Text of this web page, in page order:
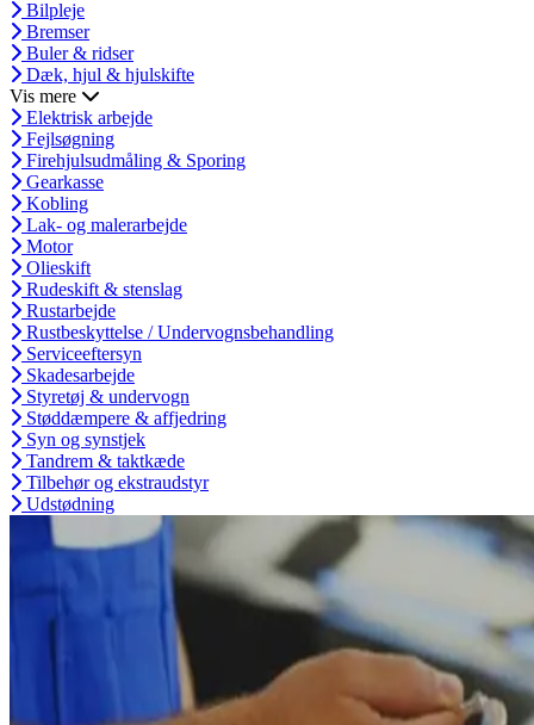
Bilpleje
Bremser
Buler & ridser
Dæk, hjul & hjulskifte
Vis mere
Elektrisk arbejde
Fejlsøgning
Firehjulsudmåling & Sporing
Gearkasse
Kobling
Lak- og malerarbejde
Motor
Olieskift
Rudeskift & stenslag
Rustarbejde
Rustbeskyttelse / Undervognsbehandling
Serviceeftersyn
Skadesarbejde
Styretøj & undervogn
Støddæmpere & affjedring
Syn og synstjek
Tandrem & taktkæde
Tilbehør og ekstraudstyr
Udstødning